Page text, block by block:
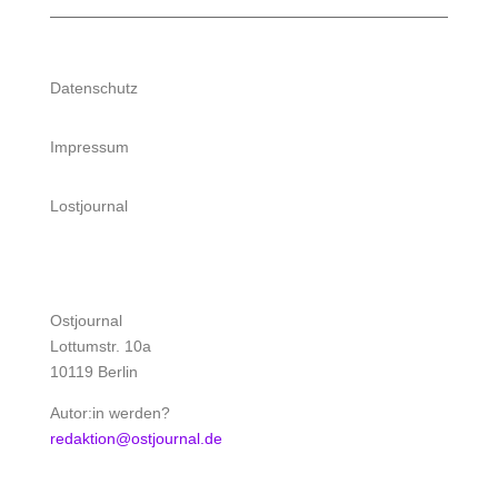
Datenschutz
Impressum
Lostjournal
Ostjournal
Lottumstr. 10a
10119 Berlin
Autor:in werden?
redaktion@ostjournal.de